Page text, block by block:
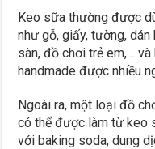
Keo sữa thường được
như gỗ, giấy, tường,
sàn, đồ chơi trẻ em,…
handmade được nhiều
Ngoài ra, một loại đồ
có thể được làm từ keo
với baking soda, dung